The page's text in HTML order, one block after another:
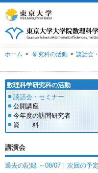
ホーム 研究科の活動 談話会
数理科学研究科の活動
談話会・セミナー
公開講座
今年度の訪問研究者
資 料
講演会
過去の記録 ～08/07 ｜ 次回の予定